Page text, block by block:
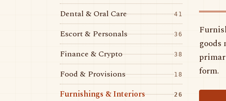
Dental & Oral Care 41
Escort & Personals 36
Finance & Crypto 38
Food & Provisions 18
Furnishings & Interiors 26
goods
form.